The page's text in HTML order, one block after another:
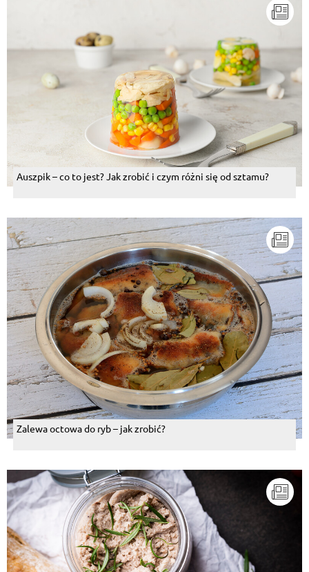
Auszpik – co to jest? Jak zrobić i czym różni się od sztamu?
Zalewa octowa do ryb – jak zrobić?